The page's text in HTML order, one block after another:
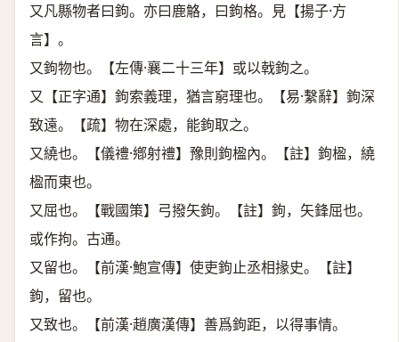
又凡縣物者曰鉤。亦曰鹿觡，曰鉤格。見【揚子·方
言】。
又鉤物也。【左傳·襄二十三年】或以戟鉤之。
又【正字通】鉤索義理，猶言窮理也。【易·繫辭】鉤深
致遠。【疏】物在深處，能鉤取之。
又繞也。【儀禮·鄕射禮】豫則鉤楹內。【註】鉤楹，繞
楹而東也。
又屈也。【戰國策】弓撥矢鉤。【註】鉤，矢鋒屈也。
或作拘。古通。
又留也。【前漢·鮑宣傳】使吏鉤止丞相掾史。【註】
鉤，留也。
又致也。【前漢·趙廣漢傳】善爲鉤距，以得事情。